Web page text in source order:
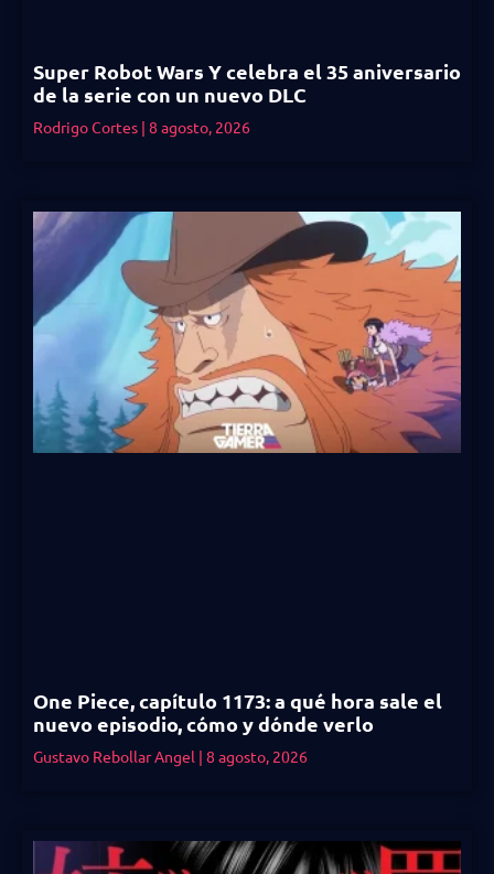
Super Robot Wars Y celebra el 35 aniversario
de la serie con un nuevo DLC
Rodrigo Cortes 8 agosto, 2026
One Piece, capítulo 1173: a qué hora sale el
nuevo episodio, cómo y dónde verlo
Gustavo Rebollar Angel 8 agosto, 2026